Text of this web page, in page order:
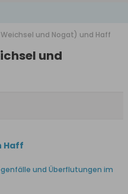
und Nogat) und Haff
und
Haff
und Überflutungen im